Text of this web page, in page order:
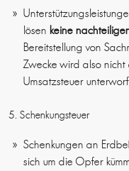
lösen keine
Bereitstellung von
Zwecke wird also
Umsatzsteuer
5. Schenkungsteuer
Schenkungen an
sich um die Opfer